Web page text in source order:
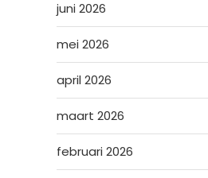
juni 2026
mei 2026
april 2026
maart 2026
februari 2026